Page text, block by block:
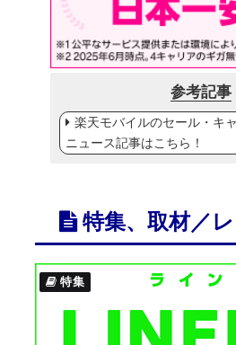
参考記事
楽天モバイルのセール・キ
ニュース記事はこちら！
特集、取材／
特集